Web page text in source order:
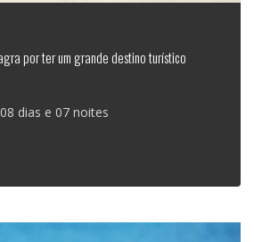
por ter um grande destino turístico
08 dias e 07 noites